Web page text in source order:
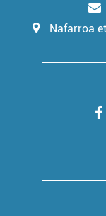
Nafarroa